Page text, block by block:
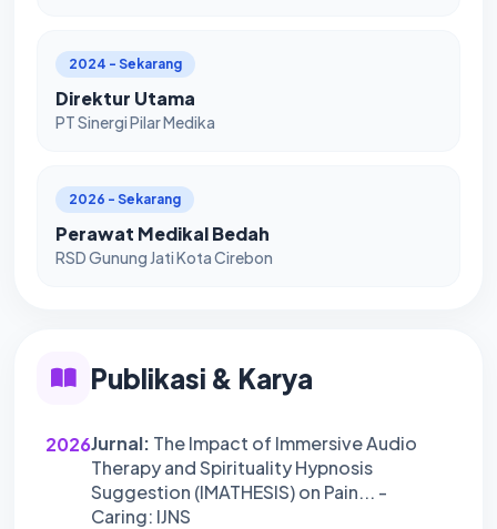
2024 - Sekarang
Direktur Utama
PT Sinergi Pilar Medika
2026 - Sekarang
Perawat Medikal Bedah
RSD Gunung Jati Kota Cirebon
Publikasi & Karya
2026Jurnal: The Impact of Immersive Audio
Therapy and Spirituality Hypnosis
Suggestion (IMATHESIS) on Pain... -
Caring: IJNS